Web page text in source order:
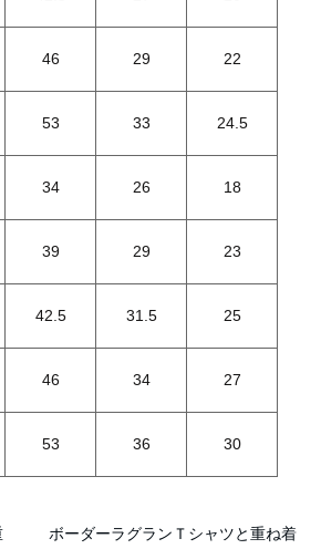
46 29 22
53 33 24.5
34 26 18
39 29 23
42.5 31.5 25
46 34 27
53 36 30
ボーダーラグランＴシャツと重ね着